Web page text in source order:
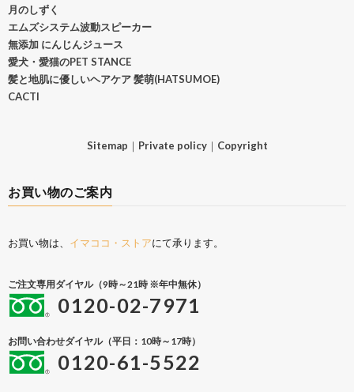
月のしずく
エムズシステム波動スピーカー
無添加 にんじんジュース
愛犬・愛猫のPET STANCE
髪と地肌に優しいヘアケア 髪萌(HATSUMOE)
CACTI
Sitemap ｜ Private policy｜ Copyright
お買い物のご案内
お買い物は、 イマココ・ストアにて承ります。
ご注文専用ダイヤル（9時～21時 ※年中無休）
0120-02-7971
お問い合わせダイヤル（平日：10時～17時）
0120-61-5522